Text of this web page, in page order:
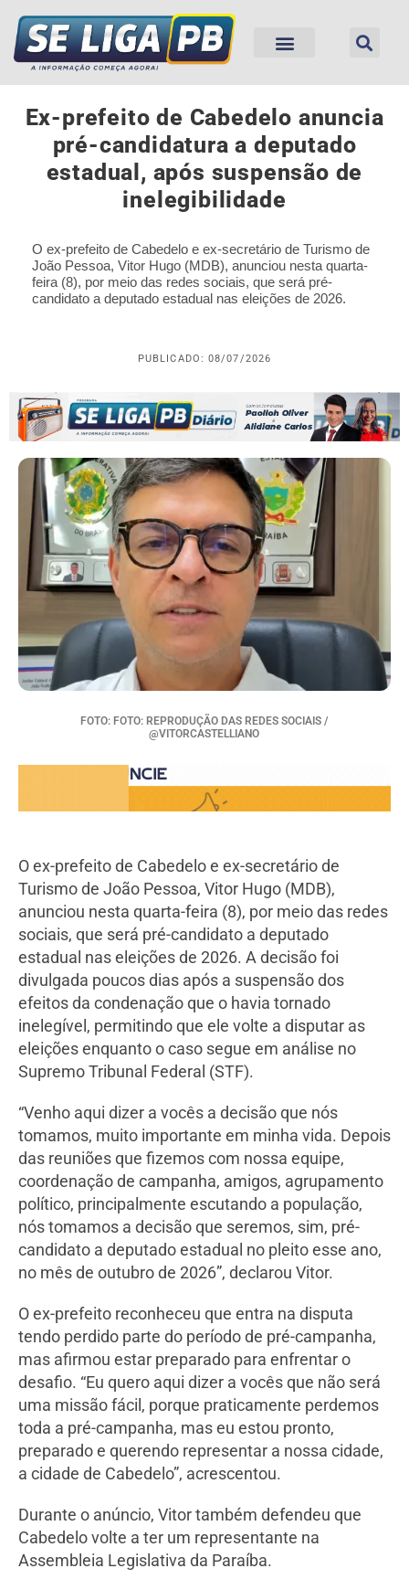
Ex-prefeito de Cabedelo anuncia
pré-candidatura a deputado
estadual, após suspensão de
inelegibilidade
O ex-prefeito de Cabedelo e ex-secretário de Turismo de
João Pessoa, Vitor Hugo (MDB), anunciou nesta quarta-
feira (8), por meio das redes sociais, que será pré-
candidato a deputado estadual nas eleições de 2026.
PUBLICADO: 08/07/2026
FOTO: FOTO: REPRODUÇÃO DAS REDES SOCIAIS /
@VITORCASTELLIANO
O ex-prefeito de Cabedelo e ex-secretário de
Turismo de João Pessoa, Vitor Hugo (MDB),
anunciou nesta quarta-feira (8), por meio das redes
sociais, que será pré-candidato a deputado
estadual nas eleições de 2026. A decisão foi
divulgada poucos dias após a suspensão dos
efeitos da condenação que o havia tornado
inelegível, permitindo que ele volte a disputar as
eleições enquanto o caso segue em análise no
Supremo Tribunal Federal (STF).
“Venho aqui dizer a vocês a decisão que nós
tomamos, muito importante em minha vida. Depois
das reuniões que fizemos com nossa equipe,
coordenação de campanha, amigos, agrupamento
político, principalmente escutando a população,
nós tomamos a decisão que seremos, sim, pré-
candidato a deputado estadual no pleito esse ano,
no mês de outubro de 2026”, declarou Vitor.
O ex-prefeito reconheceu que entra na disputa
tendo perdido parte do período de pré-campanha,
mas afirmou estar preparado para enfrentar o
desafio. “Eu quero aqui dizer a vocês que não será
uma missão fácil, porque praticamente perdemos
toda a pré-campanha, mas eu estou pronto,
preparado e querendo representar a nossa cidade,
a cidade de Cabedelo”, acrescentou.
Durante o anúncio, Vitor também defendeu que
Cabedelo volte a ter um representante na
Assembleia Legislativa da Paraíba.